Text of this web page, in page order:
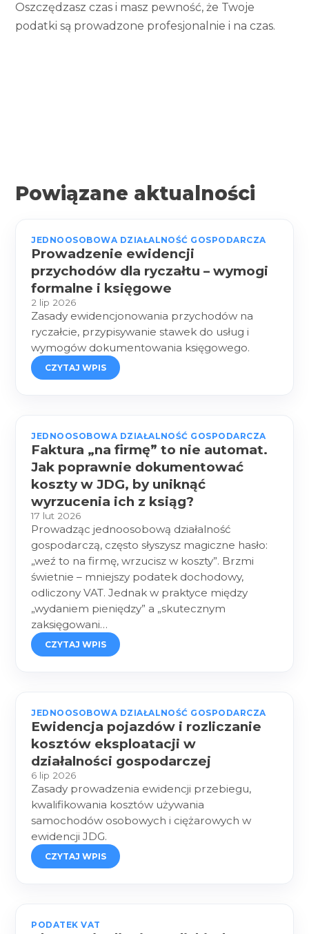
Oszczędzasz czas i masz pewność, że Twoje
podatki są prowadzone profesjonalnie i na czas.
Powiązane aktualności
JEDNOOSOBOWA DZIAŁALNOŚĆ GOSPODARCZA
Prowadzenie ewidencji
przychodów dla ryczałtu – wymogi
formalne i księgowe
2 lip 2026
Zasady ewidencjonowania przychodów na
ryczałcie, przypisywanie stawek do usług i
wymogów dokumentowania księgowego.
CZYTAJ WPIS
JEDNOOSOBOWA DZIAŁALNOŚĆ GOSPODARCZA
Faktura „na firmę” to nie automat.
Jak poprawnie dokumentować
koszty w JDG, by uniknąć
wyrzucenia ich z ksiąg?
17 lut 2026
Prowadząc jednoosobową działalność
gospodarczą, często słyszysz magiczne hasło:
„weź to na firmę, wrzucisz w koszty”. Brzmi
świetnie – mniejszy podatek dochodowy,
odliczony VAT. Jednak w praktyce między
„wydaniem pieniędzy” a „skutecznym
zaksięgowani…
CZYTAJ WPIS
JEDNOOSOBOWA DZIAŁALNOŚĆ GOSPODARCZA
Ewidencja pojazdów i rozliczanie
kosztów eksploatacji w
działalności gospodarczej
6 lip 2026
Zasady prowadzenia ewidencji przebiegu,
kwalifikowania kosztów używania
samochodów osobowych i ciężarowych w
ewidencji JDG.
CZYTAJ WPIS
PODATEK VAT